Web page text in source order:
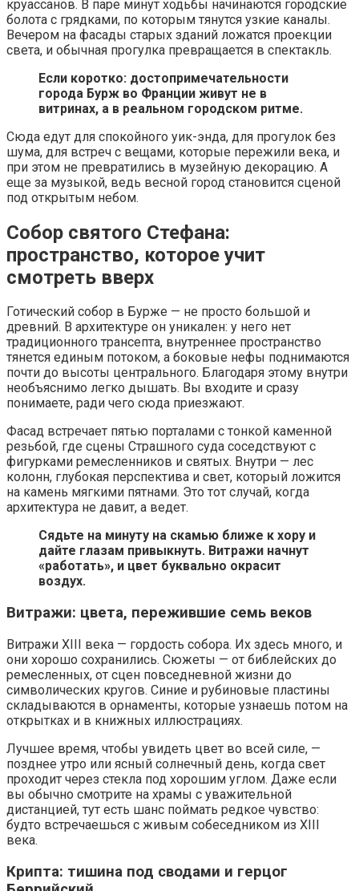
круассанов. В паре минут ходьбы начинаются городские
болота с грядками, по которым тянутся узкие каналы.
Вечером на фасады старых зданий ложатся проекции
света, и обычная прогулка превращается в спектакль.
Если коротко: достопримечательности
города Бурж во Франции живут не в
витринах, а в реальном городском ритме.
Сюда едут для спокойного уик-энда, для прогулок без
шума, для встреч с вещами, которые пережили века, и
при этом не превратились в музейную декорацию. А
еще за музыкой, ведь весной город становится сценой
под открытым небом.
Собор святого Стефана:
пространство, которое учит
смотреть вверх
Готический собор в Бурже — не просто большой и
древний. В архитектуре он уникален: у него нет
традиционного трансепта, внутреннее пространство
тянется единым потоком, а боковые нефы поднимаются
почти до высоты центрального. Благодаря этому внутри
необъяснимо легко дышать. Вы входите и сразу
понимаете, ради чего сюда приезжают.
Фасад встречает пятью порталами с тонкой каменной
резьбой, где сцены Страшного суда соседствуют с
фигурками ремесленников и святых. Внутри — лес
колонн, глубокая перспектива и свет, который ложится
на камень мягкими пятнами. Это тот случай, когда
архитектура не давит, а ведет.
Сядьте на минуту на скамью ближе к хору и
дайте глазам привыкнуть. Витражи начнут
«работать», и цвет буквально окрасит
воздух.
Витражи: цвета, пережившие семь веков
Витражи XIII века — гордость собора. Их здесь много, и
они хорошо сохранились. Сюжеты — от библейских до
ремесленных, от сцен повседневной жизни до
символических кругов. Синие и рубиновые пластины
складываются в орнаменты, которые узнаешь потом на
открытках и в книжных иллюстрациях.
Лучшее время, чтобы увидеть цвет во всей силе, —
позднее утро или ясный солнечный день, когда свет
проходит через стекла под хорошим углом. Даже если
вы обычно смотрите на храмы с уважительной
дистанцией, тут есть шанс поймать редкое чувство:
будто встречаешься с живым собеседником из XIII
века.
Крипта: тишина под сводами и герцог